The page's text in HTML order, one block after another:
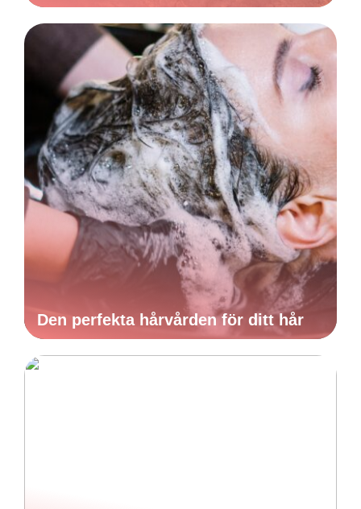
Den perfekta hårvården för ditt hår